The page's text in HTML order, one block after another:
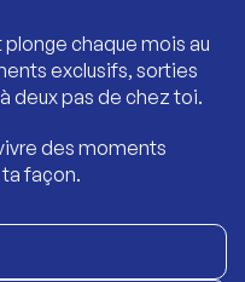
chaque mois au
exclusifs, sorties
deux pas de chez toi.
des moments
façon.